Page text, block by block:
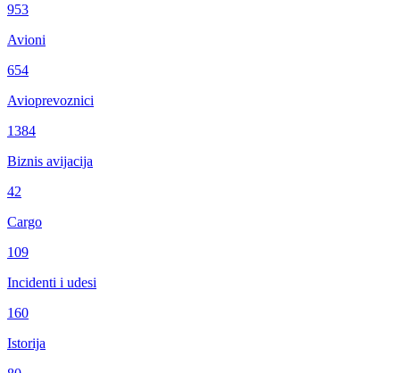
953
Avioni
654
Avioprevoznici
1384
Biznis avijacija
42
Cargo
109
Incidenti i udesi
160
Istorija